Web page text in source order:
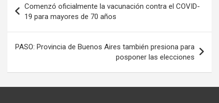
de
entradas
Comenzó oficialmente la vacunación contra el COVID-
19 para mayores de 70 años
PASO: Provincia de Buenos Aires también presiona para
posponer las elecciones